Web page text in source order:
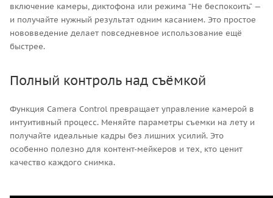
включение камеры, диктофона или режима “Не беспокоить” —
и получайте нужный результат одним касанием. Это простое
нововведение делает повседневное использование ещё
быстрее.
Полный контроль над съёмкой
Функция Camera Control превращает управление камерой в
интуитивный процесс. Меняйте параметры съемки на лету и
получайте идеальные кадры без лишних усилий. Это
особенно полезно для контент-мейкеров и тех, кто ценит
качество каждого снимка.